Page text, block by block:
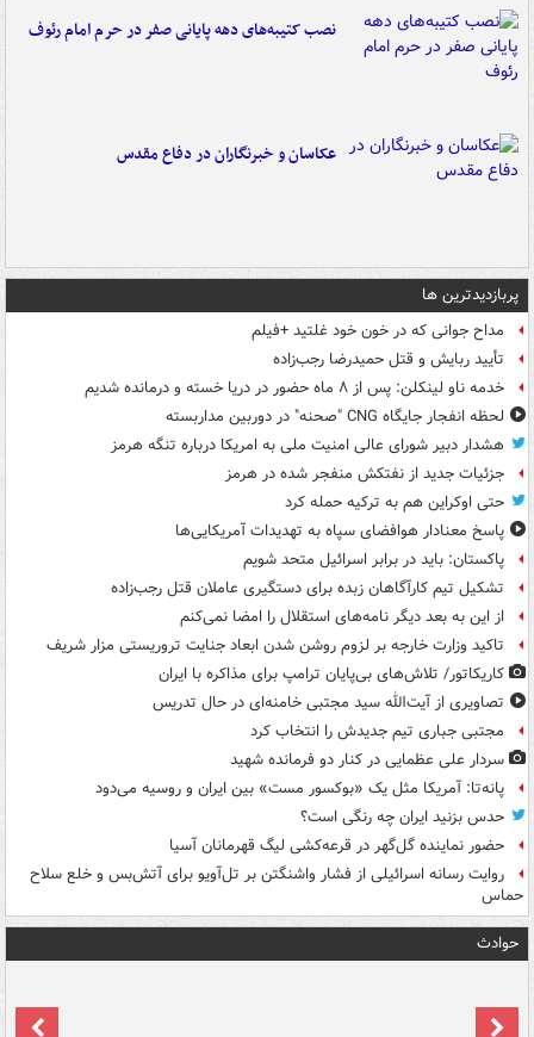
نصب کتیبه‌های دهه پایانی صفر در حرم امام رئوف
عکاسان و خبرنگاران در دفاع مقدس
پربازدیدترین ها
مداح جوانی که در خون خود غلتید +فیلم
تأیید ربایش و قتل حمیدرضا رجب‌زاده
خدمه ناو لینکلن: پس از ۸ ماه حضور در دریا خسته و درمانده‌ شدیم
لحظه انفجار جایگاه CNG "صحنه" در دوربین مداربسته
هشدار دبیر شورای عالی امنیت ملی به امریکا درباره تنگه هرمز
جزئیات جدید از نفتکش منفجر شده در هرمز
حتی اوکراین هم به ترکیه حمله کرد
پاسخ معنادار هوافضای سپاه به تهدیدات آمریکایی‌ها
پاکستان: باید در برابر اسرائیل متحد شویم
تشکیل تیم کارآگاهان زبده برای دستگیری عاملان قتل رجب‌زاده
از این به بعد دیگر نامه‌های استقلال را امضا نمی‌کنم
تاکید وزارت خارجه بر لزوم روشن شدن ابعاد جنایت تروریستی مزار شریف
کاریکاتور/ تلاش‌های بی‌پایان ترامپ برای مذاکره با ایران
تصاویری از آیت‌الله سید مجتبی خامنه‌ای در حال تدریس
مجتبی جباری تیم جدیدش را انتخاب کرد
سردار علی عظمایی در کنار دو فرمانده شهید
پانه‌تا: آمریکا مثل یک «بوکسور مست» بین ایران و روسیه می‌دود
حدس بزنید ایران چه رنگی است؟
حضور نماینده گل‌گهر در قرعه‌کشی لیگ قهرمانان آسیا
روایت رسانه اسرائیلی از فشار واشنگتن بر تل‌آویو برای آتش‌بس و خلع سلاح
حماس
حوادث